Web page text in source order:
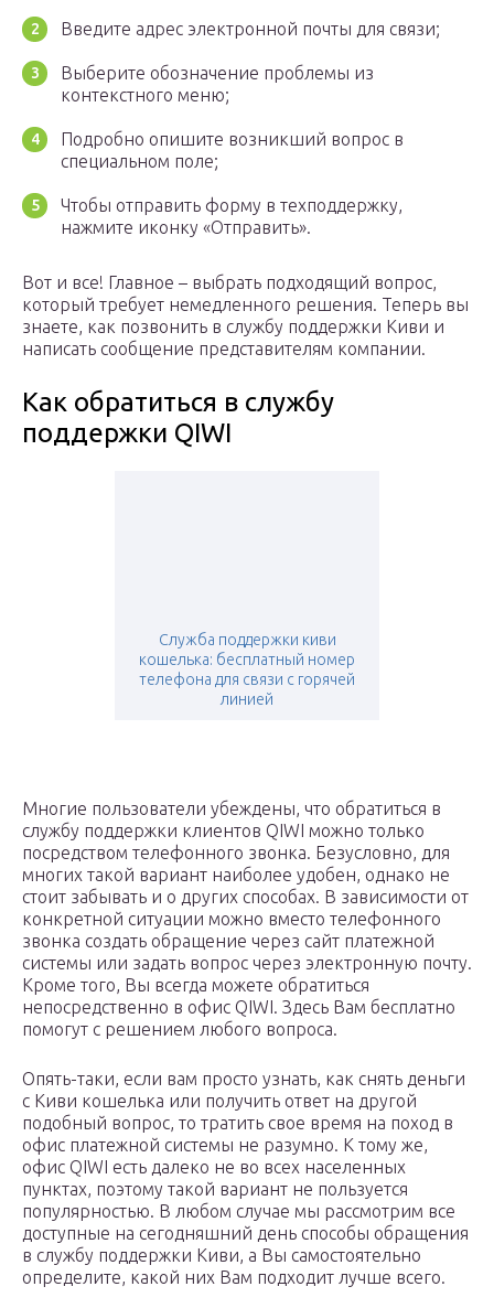
Введите адрес электронной почты для связи;
Выберите обозначение проблемы из
контекстного меню;
Подробно опишите возникший вопрос в
специальном поле;
Чтобы отправить форму в техподдержку,
нажмите иконку «Отправить».
Вот и все! Главное – выбрать подходящий вопрос,
который требует немедленного решения. Теперь вы
знаете, как позвонить в службу поддержки Киви и
написать сообщение представителям компании.
Как обратиться в службу
поддержки QIWI
Служба поддержки киви
кошелька: бесплатный номер
телефона для связи с горячей
линией
Многие пользователи убеждены, что обратиться в
службу поддержки клиентов QIWI можно только
посредством телефонного звонка. Безусловно, для
многих такой вариант наиболее удобен, однако не
стоит забывать и о других способах. В зависимости от
конкретной ситуации можно вместо телефонного
звонка создать обращение через сайт платежной
системы или задать вопрос через электронную почту.
Кроме того, Вы всегда можете обратиться
непосредственно в офис QIWI. Здесь Вам бесплатно
помогут с решением любого вопроса.
Опять-таки, если вам просто узнать, как снять деньги
с Киви кошелька или получить ответ на другой
подобный вопрос, то тратить свое время на поход в
офис платежной системы не разумно. К тому же,
офис QIWI есть далеко не во всех населенных
пунктах, поэтому такой вариант не пользуется
популярностью. В любом случае мы рассмотрим все
доступные на сегодняшний день способы обращения
в службу поддержки Киви, а Вы самостоятельно
определите, какой них Вам подходит лучше всего.